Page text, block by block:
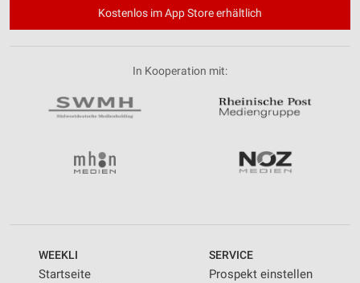
Kostenlos im App Store erhältlich
In Kooperation mit:
WEEKLI
Startseite
SERVICE
Prospekt einstellen